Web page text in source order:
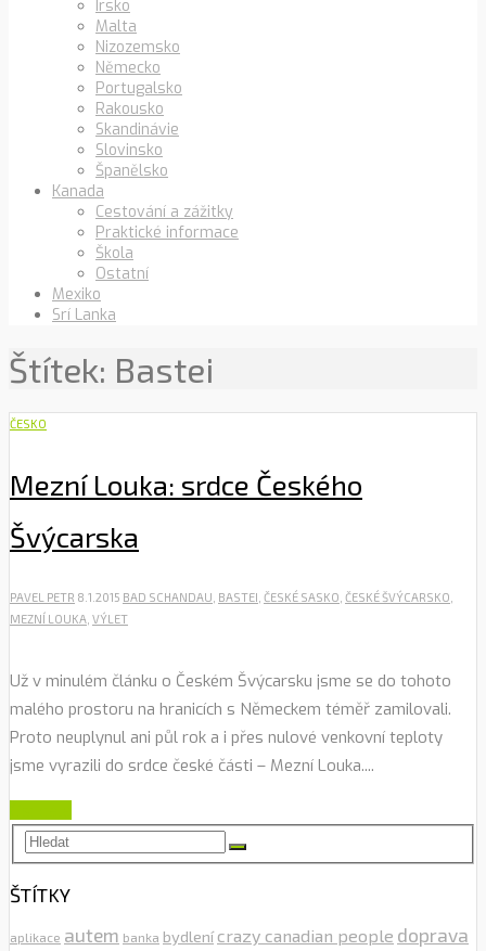
Irsko
Malta
Nizozemsko
Německo
Portugalsko
Rakousko
Skandinávie
Slovinsko
Španělsko
Kanada
Cestování a zážitky
Praktické informace
Škola
Ostatní
Mexiko
Srí Lanka
Štítek: Bastei
ČESKO
Mezní Louka: srdce Českého
Švýcarska
PAVEL PETR 8.1.2015 BAD SCHANDAU BASTEI ČESKÉ SASKO ČESKÉ ŠVÝCARSKO
MEZNÍ LOUKA VÝLET
Už v minulém článku o Českém Švýcarsku jsme se do tohoto
malého prostoru na hranicích s Německem téměř zamilovali.
Proto neuplynul ani půl rok a i přes nulové venkovní teploty
jsme vyrazili do srdce české části – Mezní Louka....
ŠTÍTKY
aplikace autem banka bydlení crazy canadian people doprava